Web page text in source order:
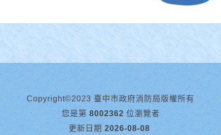
Copyright©2023 臺中市政府消防局版權所有
您是第 8002362 位瀏覽者
更新日期 2026-08-08